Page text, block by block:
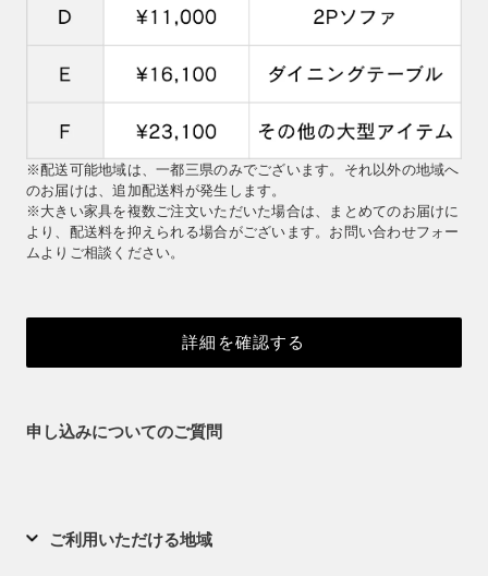
※配送可能地域は、一都三県のみでございます。それ以外の地域へ
のお届けは、追加配送料が発生します。
※大きい家具を複数ご注文いただいた場合は、まとめてのお届けに
より、配送料を抑えられる場合がございます。お問い合わせフォー
ムよりご相談ください。
詳細を確認する
申し込みについてのご質問
ご利用いただける地域